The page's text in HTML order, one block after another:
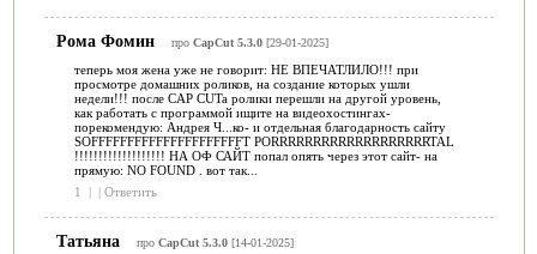
Рома Фомин про CapCut 5.3.0[29-01-2025]
теперь моя жена уже не говорит: НЕ ВПЕЧАТЛИЛО!!! при
просмотре домашних роликов, на создание которых ушли
недели!!! после CAP CUTa ролики перешли на другой уровень,
как работать с программой ищите на видеохостингах-
порекомендую: Андрея Ч...ко- и отдельная благодарность сайту
SOFFFFFFFFFFFFFFFFFFFFFT PORRRRRRRRRRRRRRRRRRRTAL
!!!!!!!!!!!!!!!!!!! НА ОФ САЙТ попал опять через этот сайт- на
прямую: NO FOUND . вот так...
1
| | Ответить
Татьяна про CapCut 5.3.0[14-01-2025]